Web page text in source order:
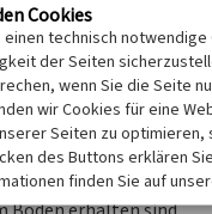
Stiftsgebäuden
erfolgten.
weisen auf die
direkt nördlich an die
werden, dass
Cookies
einen technisch notwendige
der Seiten
wenn Sie die Seite
wir Cookies für eine
Seiten zu
des Buttons erklären
finden Sie auf